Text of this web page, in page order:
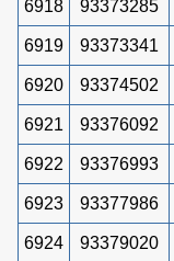
6918 93373285
6919 93373341
6920 93374502
6921 93376092
6922 93376993
6923 93377986
6924 93379020